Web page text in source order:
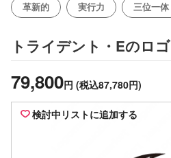
革新的 実行力 三位一体
トライデント・Eのロゴ
79,800円 (税込87,780円)
検討中リストに追加する